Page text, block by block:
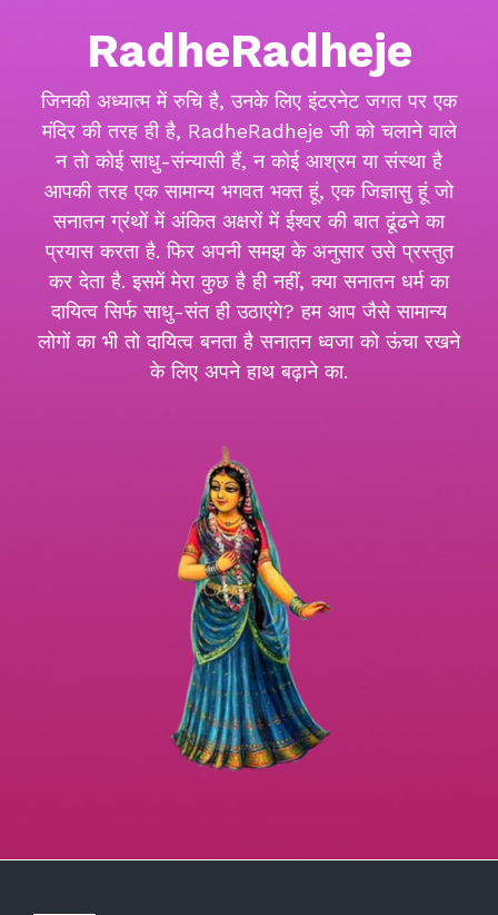
RadheRadheje
जिनकी अध्यात्म में रुचि है, उनके लिए इंटरनेट जगत पर एक
मंदिर की तरह ही है, RadheRadheje जी को चलाने वाले
न तो कोई साधु-संन्यासी हैं, न कोई आश्रम या संस्था है
आपकी तरह एक सामान्य भगवत भक्त हूं, एक जिज्ञासु हूं जो
सनातन ग्रंथों में अंकित अक्षरों में ईश्वर की बात ढूंढने का
प्रयास करता है. फिर अपनी समझ के अनुसार उसे प्रस्तुत
कर देता है. इसमें मेरा कुछ है ही नहीं, क्या सनातन धर्म का
दायित्व सिर्फ साधु-संत ही उठाएंगे? हम आप जैसे सामान्य
लोगों का भी तो दायित्व बनता है सनातन ध्वजा को ऊंचा रखने
के लिए अपने हाथ बढ़ाने का.